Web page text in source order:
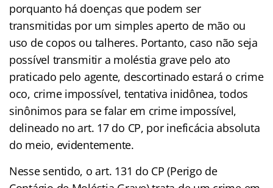
porquanto há doenças que podem ser
transmitidas por um simples aperto de mão ou
uso de copos ou talheres. Portanto, caso não seja
possível transmitir a moléstia grave pelo ato
praticado pelo agente, descortinado estará o crime
oco, crime impossível, tentativa inidônea, todos
sinônimos para se falar em crime impossível,
delineado no art. 17 do CP, por ineficácia absoluta
do meio, evidentemente.
Nesse sentido, o art. 131 do CP (Perigo de